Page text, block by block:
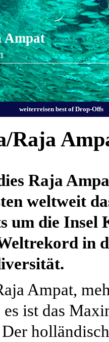
Ampat
weiterreisen best of Drop-Offs
Raja
Raja
weltweit
um die Insel
in
Ampat,
es ist das